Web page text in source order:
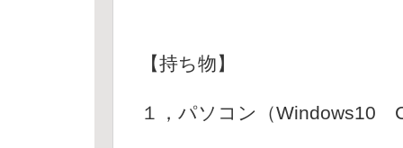
【持ち物】
１，パソコン（Windows10